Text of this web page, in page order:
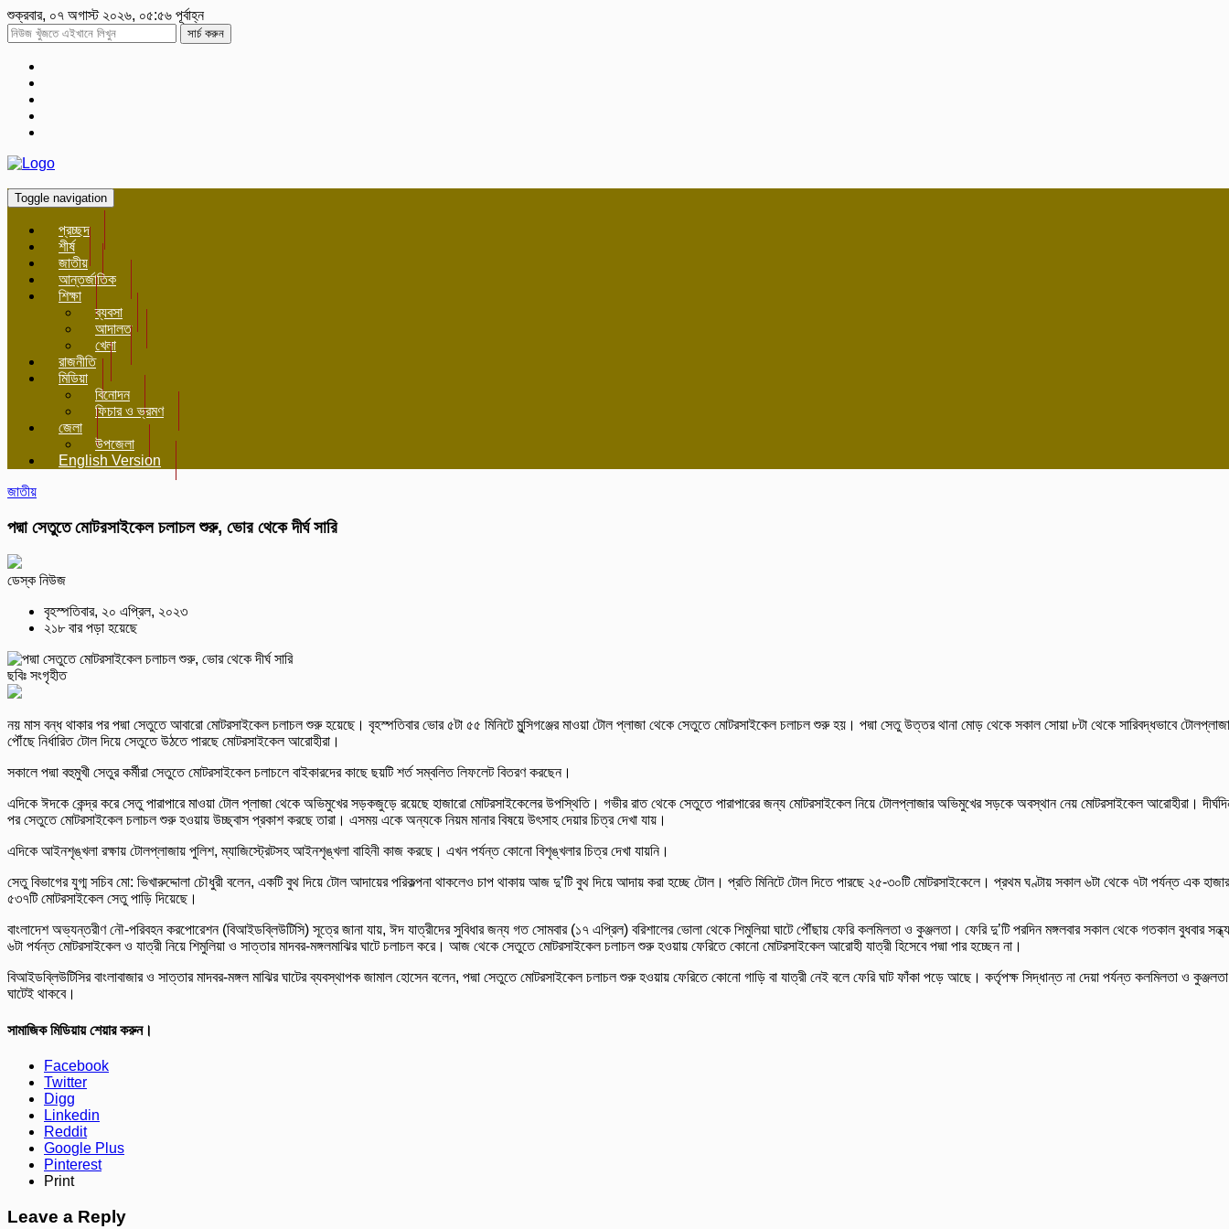
শুক্রবার, ০৭ অগাস্ট ২০২৬, ০৫:৫৬ পূর্বাহ্ন
সার্চ করুন
Toggle navigation
প্রচ্ছদ
শীর্ষ
জাতীয়
আন্তর্জাতিক
শিক্ষা
ব্যবসা
আদালত
খেলা
রাজনীতি
মিডিয়া
বিনোদন
ফিচার ও ভ্রমণ
জেলা
উপজেলা
English Version
জাতীয়
পদ্মা সেতুতে মোটরসাইকেল চলাচল শুরু, ভোর থেকে দীর্ঘ সারি
ডেস্ক নিউজ
বৃহস্পতিবার, ২০ এপ্রিল, ২০২৩
২১৮ বার পড়া হয়েছে
ছবিঃ সংগৃহীত
নয় মাস বন্ধ থাকার পর পদ্মা সেতুতে আবারো মোটরসাইকেল চলাচল শুরু হয়েছে। বৃহস্পতিবার ভোর ৫টা ৫৫ মিনিটে মুন্সিগঞ্জের মাওয়া টোল প্লাজা থেকে সেতুতে মোটরসাইকেল চলাচল শুরু হয়। পদ্মা সেতু উত্তর থানা মোড় থেকে সকাল সোয়া ৮টা থেকে সারিবদ্ধভাবে
পৌঁছে নির্ধারিত টোল দিয়ে সেতুতে উঠতে পারছে মোটরসাইকেল আরোহীরা।
সকালে পদ্মা বহুমুখী সেতুর কর্মীরা সেতুতে মোটরসাইকেল চলাচলে বাইকারদের কাছে ছয়টি শর্ত সম্বলিত লিফলেট বিতরণ করছেন।
এদিকে ঈদকে কেন্দ্র করে সেতু পারাপারে মাওয়া টোল প্লাজা থেকে অভিমুখের সড়কজুড়ে রয়েছে হাজারো মোটরসাইকেলের উপস্থিতি। গভীর রাত থেকে সেতুতে পারাপারের জন্য মোটরসাইকেল নিয়ে টোলপ্লাজার অভিমুখের সড়কে অবস্থান নেয় মোটরসাইকেল আরোহীরা।
পর সেতুতে মোটরসাইকেল চলাচল শুরু হওয়ায় উচ্ছ্বাস প্রকাশ করছে তারা। এসময় একে অন্যকে নিয়ম মানার বিষয়ে উৎসাহ দেয়ার চিত্র দেখা যায়।
এদিকে আইনশৃঙ্খলা রক্ষায় টোলপ্লাজায় পুলিশ, ম্যাজিস্ট্রেটসহ আইনশৃঙ্খলা বাহিনী কাজ করছে। এখন পর্যন্ত কোনো বিশৃঙ্খলার চিত্র দেখা যায়নি।
সেতু বিভাগের যুগ্ম সচিব মো: ভিখারুদ্দোলা চৌধুরী বলেন, একটি বুথ দিয়ে টোল আদায়ের পরিকল্পনা থাকলেও চাপ থাকায় আজ দু’টি বুথ দিয়ে আদায় করা হচ্ছে টোল। প্রতি মিনিটে টোল দিতে পারছে ২৫-৩০টি মোটরসাইকেলে। প্রথম ঘণ্টায় সকাল ৬টা থেকে ৭টা পর্যন্ত এক হাজার
৫৩৭টি মোটরসাইকেল সেতু পাড়ি দিয়েছে।
বাংলাদেশ অভ্যন্তরীণ নৌ-পরিবহন করপোরেশন (বিআইডব্লিউটিসি) সূত্রে জানা যায়, ঈদ যাত্রীদের সুবিধার জন্য গত সোমবার (১৭ এপ্রিল) বরিশালের ভোলা থেকে শিমুলিয়া ঘাটে পৌঁছায় ফেরি কলমিলতা ও কুঞ্জলতা। ফেরি দু’টি পরদিন মঙ্গলবার সকাল থেকে গতকাল বুধবার
৬টা পর্যন্ত মোটরসাইকেল ও যাত্রী নিয়ে শিমুলিয়া ও সাত্তার মাদবর-মঙ্গলমাঝির ঘাটে চলাচল করে। আজ থেকে সেতুতে মোটরসাইকেল চলাচল শুরু হওয়ায় ফেরিতে কোনো মোটরসাইকেল আরোহী যাত্রী হিসেবে পদ্মা পার হচ্ছেন না।
বিআইডব্লিউটিসির বাংলাবাজার ও সাত্তার মাদবর-মঙ্গল মাঝির ঘাটের ব্যবস্থাপক জামাল হোসেন বলেন, পদ্মা সেতুতে মোটরসাইকেল চলাচল শুরু হওয়ায় ফেরিতে কোনো গাড়ি বা যাত্রী নেই বলে ফেরি ঘাট ফাঁকা পড়ে আছে। কর্তৃপক্ষ সিদ্ধান্ত না দেয়া পর্যন্ত কলমিলতা ও কুঞ্জলতা
ঘাটেই থাকবে।
সামাজিক মিডিয়ায় শেয়ার করুন।
Facebook
Twitter
Digg
Linkedin
Reddit
Google Plus
Pinterest
Print
Leave a Reply